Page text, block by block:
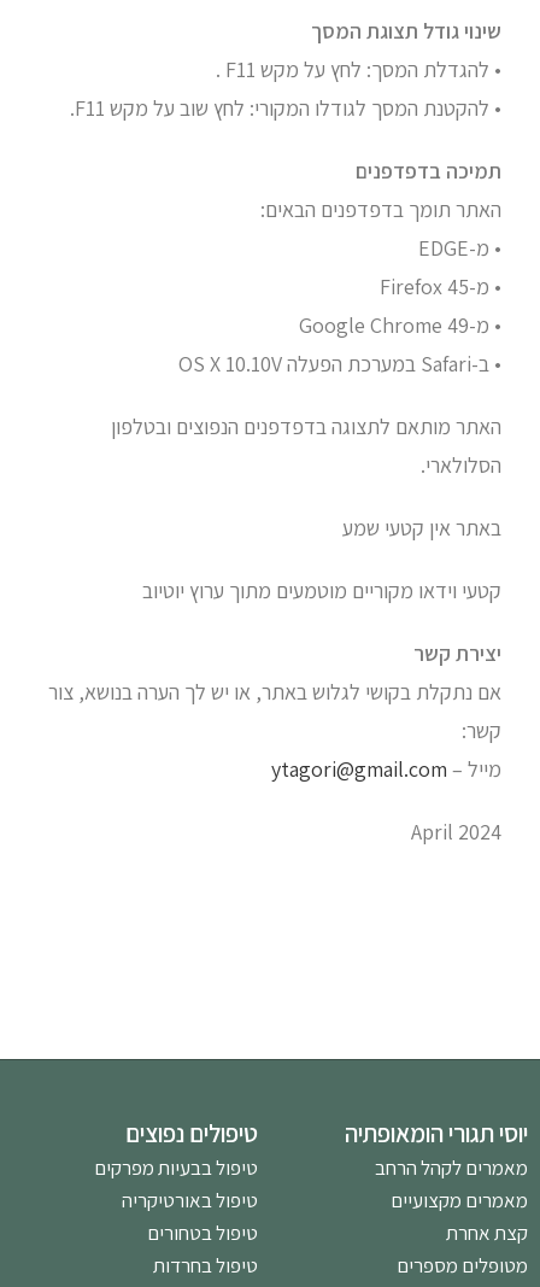
שינוי גודל תצוגת המסך
• להגדלת המסך: לחץ על מקש F11 .
• להקטנת המסך לגודלו המקורי: לחץ שוב על מקש F11.
תמיכה בדפדפנים
האתר תומך בדפדפנים הבאים:
• מ-EDGE
• מ-Firefox 45
• מ-Google Chrome 49
• ב-Safari במערכת הפעלה OS X 10.10V
האתר מותאם לתצוגה בדפדפנים הנפוצים ובטלפון
הסלולארי.
באתר אין קטעי שמע
קטעי וידאו מקוריים מוטמעים מתוך ערוץ יוטיוב
יצירת קשר
אם נתקלת בקושי לגלוש באתר, או יש לך הערה בנושא, צור
קשר:
מייל – ytagori@gmail.com
April 2024
יוסי תגורי הומאופתיה
מאמרים לקהל הרחב
מאמרים מקצועיים
קצת אחרת
מטופלים מספרים
טיפולים נפוצים
טיפול בבעיות מפרקים
טיפול באורטיקריה
טיפול בטחורים
טיפול בחרדות